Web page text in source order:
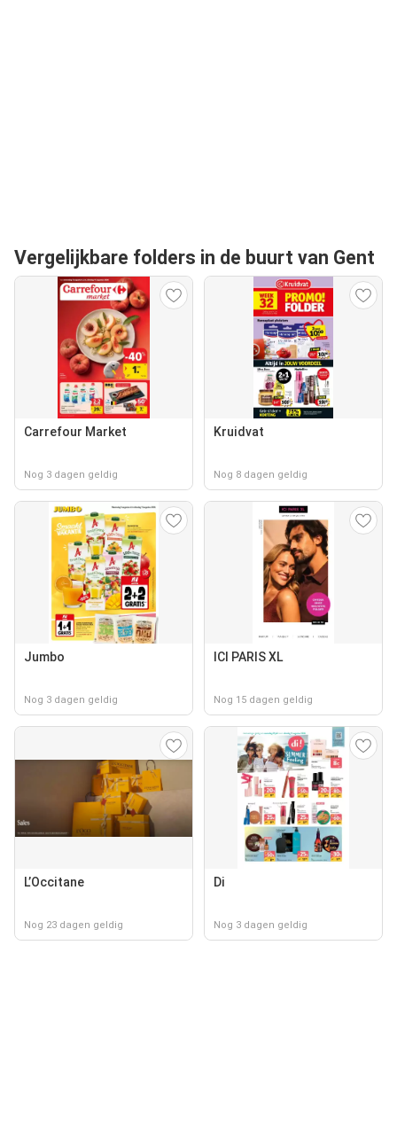
Vergelijkbare folders in de buurt van Gent
Carrefour Market
Nog 3 dagen geldig
Kruidvat
Nog 8 dagen geldig
Jumbo
Nog 3 dagen geldig
ICI PARIS XL
Nog 15 dagen geldig
L’Occitane
Nog 23 dagen geldig
Di
Nog 3 dagen geldig